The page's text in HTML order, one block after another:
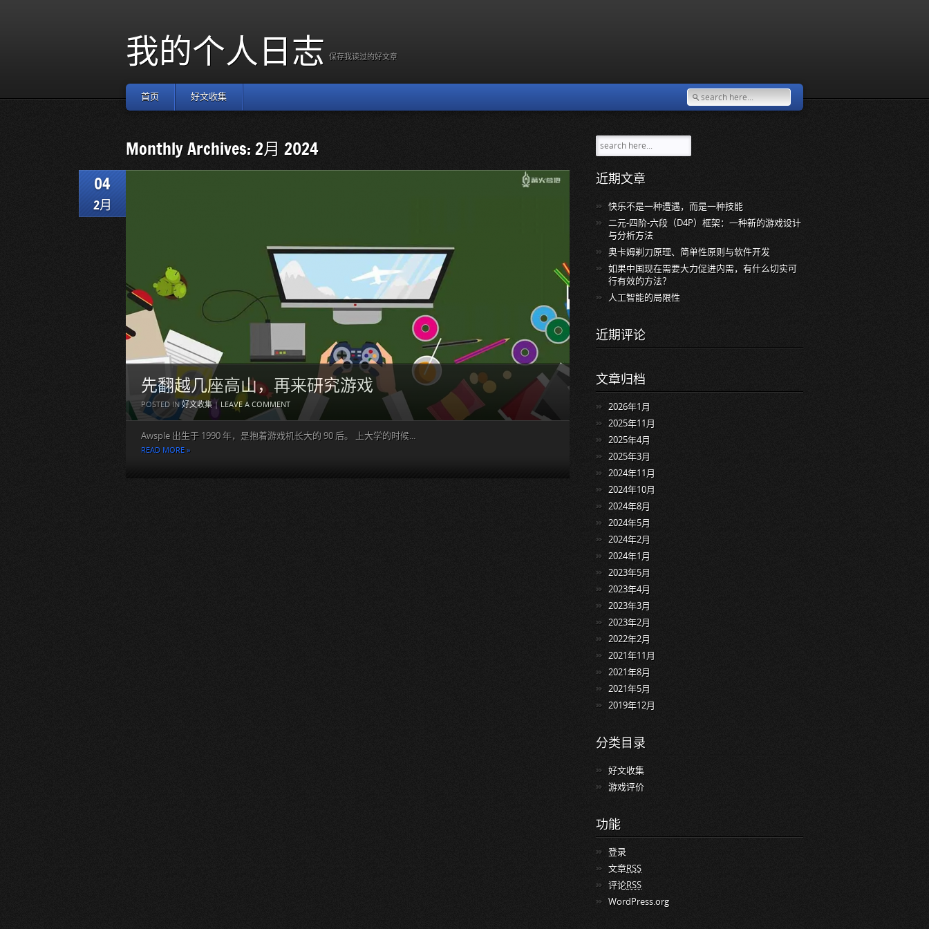
我的个人日志 保存我读过的好文章
首页 好文收集
Monthly Archives: 2月 2024
04
2月
先翻越几座高山，再来研究游戏
POSTED IN 好文收集 | LEAVE A COMMENT
Awsple 出生于 1990 年，是抱着游戏机长大的 90 后。 上大学的时候...
READ MORE »
近期文章
快乐不是一种遭遇，而是一种技能
二元-四阶-六段（D4P）框架：一种新的游戏设计
与分析方法
奥卡姆剃刀原理、简单性原则与软件开发
如果中国现在需要大力促进内需，有什么切实可
行有效的方法？
人工智能的局限性
近期评论
文章归档
2026年1月
2025年11月
2025年4月
2025年3月
2024年11月
2024年10月
2024年8月
2024年5月
2024年2月
2024年1月
2023年5月
2023年4月
2023年3月
2023年2月
2022年2月
2021年11月
2021年8月
2021年5月
2019年12月
分类目录
好文收集
游戏评价
功能
登录
文章RSS
评论RSS
WordPress.org